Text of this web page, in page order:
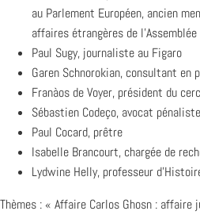
au Parlement Européen, ancien
affaires étrangères de
Paul Sugy, journaliste au Figaro
Garen Schnorokian, consultant en
Franàos de Voyer, président du
Sébastien Codeço, avocat
Paul Cocard, prêtre
Isabelle Brancourt, chargée de
Lydwine Helly, professeur
Thèmes : « Affaire Carlos Ghosn :